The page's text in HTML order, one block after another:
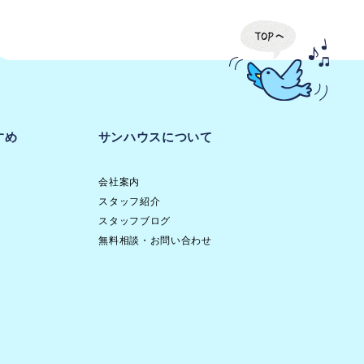
め サンハウスについて
会社案内
スタッフ紹介
スタッフブログ
無料相談・お問い合わせ